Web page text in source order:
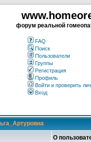
форум реальной
FAQ
Поиск
Пользователи
Группы
Регистрация
Профиль
Войти и проверить
Вход
О